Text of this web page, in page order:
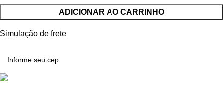
ADICIONAR AO CARRINHO
Simulação de frete